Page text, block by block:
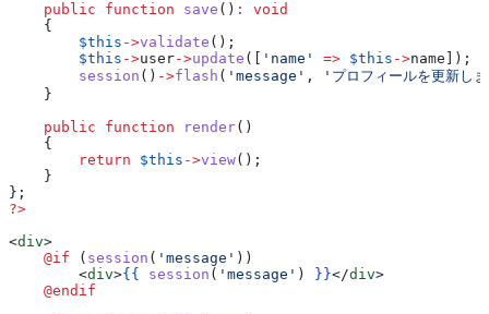
    public
function save () :
void
    {
        $this
->validate ();
        $this
->user->update ([ 'name' => $this ->name ]);
        session
() ->flash ( 'message' ,
'プロフィールを更新し
    }
    public
function render()
    {
        return
$this ->view();
    }
};
?>
<div>
    @if
( session ( 'message' ))
        <
div>{{ session ( 'message' ) }}</div>
    @endif